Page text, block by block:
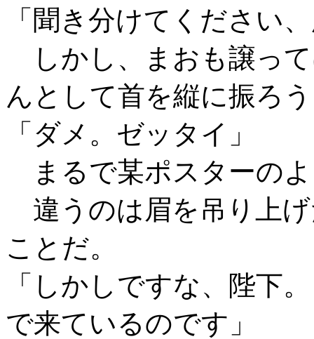
「聞き分けてください
しかし、まおも譲っ
んとして首を縦に振ろ
「ダメ。ゼッタイ」
まるで某ポスターの
違うのは眉を吊り上
ことだ。
「しかしですな、陛下
で来ているのです」